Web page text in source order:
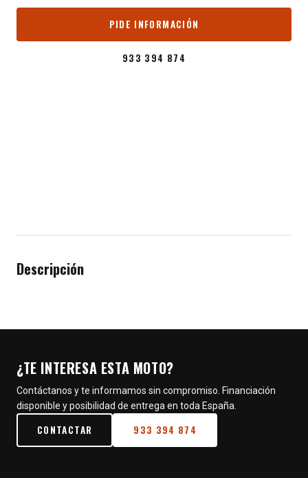
PIDE INFORMACIÓN
933 394 874
Descripción
¿TE INTERESA ESTA MOTO?
Contáctanos y te informamos sin compromiso. Financiación
disponible y posibilidad de entrega en toda España.
CONTACTAR 933 394 874